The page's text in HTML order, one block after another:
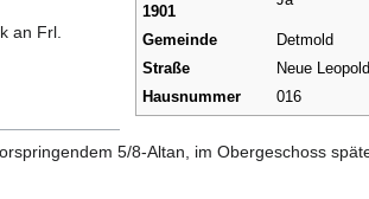
1901
Gemeinde
Detmold
Straße
Neue
Hausnummer
016
an Frl.
5/8-Altan, im Obergeschoss